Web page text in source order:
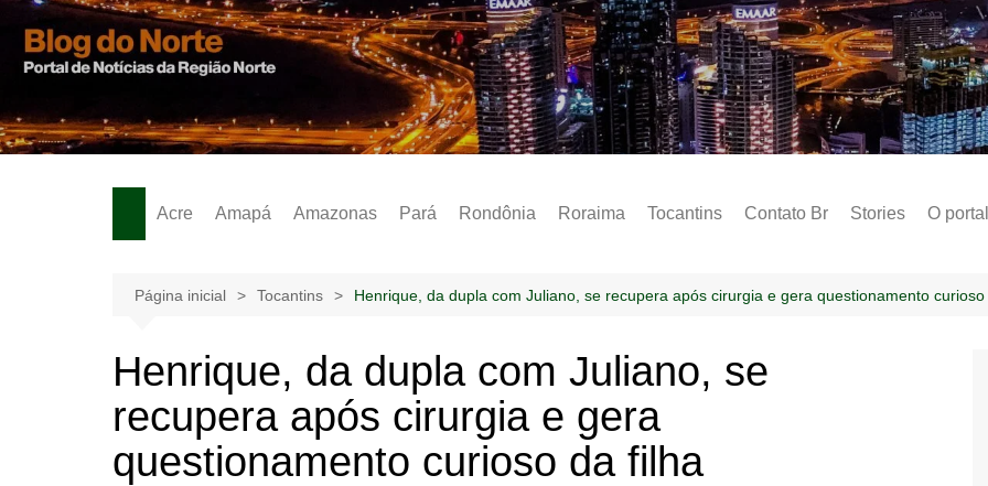
para
Notícias –
Acre Amapá Amazonas Pará Rondônia Roraima Tocantins Contato Br Stories O portal
Sobre
Página inicial Tocantins Henrique, da dupla com Juliano, se recupera após cirurgia e gera questionamento
Henrique, da dupla com Juliano, se
recupera após cirurgia e gera
questionamento curioso da filha